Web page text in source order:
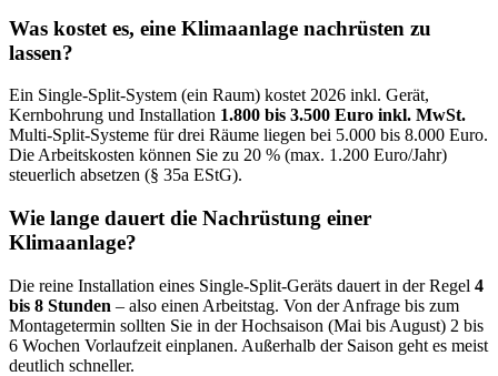
Was kostet es, eine Klimaanlage nachrüsten zu
lassen?
Ein Single-Split-System (ein Raum) kostet 2026 inkl. Gerät,
Kernbohrung und Installation 1.800 bis 3.500 Euro inkl. MwSt.
Multi-Split-Systeme für drei Räume liegen bei 5.000 bis 8.000 Euro.
Die Arbeitskosten können Sie zu 20 % (max. 1.200 Euro/Jahr)
steuerlich absetzen (§ 35a EStG).
Wie lange dauert die Nachrüstung einer
Klimaanlage?
Die reine Installation eines Single-Split-Geräts dauert in der Regel 4
bis 8 Stunden – also einen Arbeitstag. Von der Anfrage bis zum
Montagetermin sollten Sie in der Hochsaison (Mai bis August) 2 bis
6 Wochen Vorlaufzeit einplanen. Außerhalb der Saison geht es meist
deutlich schneller.